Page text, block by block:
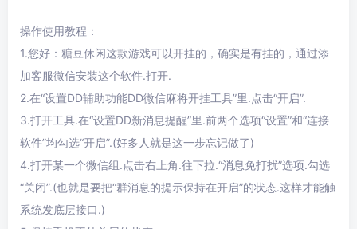
操作使用教程：
1.您好：糖豆休闲这款游戏可以开挂的，确实是有挂的，通过添
加客服微信安装这个软件.打开.
2.在“设置DD辅助功能DD微信麻将开挂工具”里.点击“开启”.
3.打开工具.在“设置DD新消息提醒”里.前两个选项“设置”和“连接
软件”均勾选“开启”.(好多人就是这一步忘记做了)
4.打开某一个微信组.点击右上角.往下拉.“消息免打扰”选项.勾选
“关闭”.(也就是要把“群消息的提示保持在开启”的状态.这样才能触
系统发底层接口.)